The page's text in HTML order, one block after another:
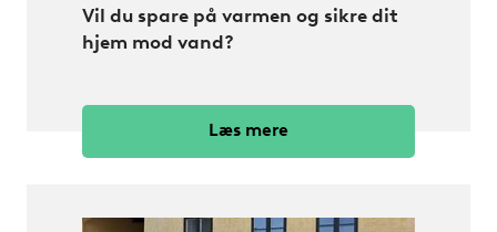
Vil du spare på varmen og sikre dit
hjem mod vand?
Læs mere